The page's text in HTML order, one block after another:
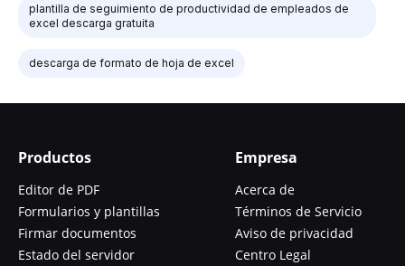
plantilla de seguimiento de productividad de empleados de
excel descarga gratuita
descarga de formato de hoja de excel
Productos
Editor de PDF
Formularios y plantillas
Firmar documentos
Estado del servidor
Empresa
Acerca de
Términos de Servicio
Aviso de privacidad
Centro Legal